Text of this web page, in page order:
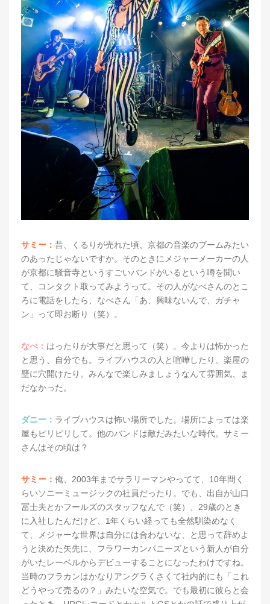
サミー： 昔、くるりが売れた頃、京都の音楽のブームみたい
のあったじゃないですか。そのときにメジャーメーカーの人
が京都に騒音寺というすごいバンドがいるという噂を聞い
て、コンタクト取ってみようって。その人がなべさんのとこ
ろに電話をしたら、なべさん「あ、興味ないんで、ガチャ
ン」って即お断り（笑）。
なべ： はったりが大事だと思って（笑）。今よりは怖かった
と思う、自分でも。ライブハウスの人と喧嘩したり、楽屋の
壁に穴開けたり。みんなで楽しみましょうなんて雰囲気、ま
だなかった。
ダニー： ライブハウスは怖い場所でした。場所によっては楽
屋もピリピリして。他のバンドは敵だみたいな時代。サミー
さんはその頃は？
サミー： 俺、2003年までサラリーマンやってて、10年間く
らいソニーミュージックの社員だったり。でも、出自が山口
冨士夫とかフールズのスタッフなんで（笑）、29歳のとき
に入社したんだけど、1年くらい経っても全然馴染めなく
て、メジャーな世界は自分には合わないな、と思って辞めよ
うと決めた矢先に、フラワーカンパニーズという新人が自分
がいたレーベルからデビューすることになったわけですね。
当時のフラカンはかなりアングラくさくて社内的にも「これ
どうやって売るの？」みたいな空気で。でも最初に彼らと会